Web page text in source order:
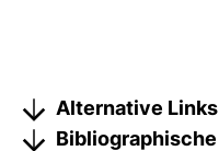
Alternative